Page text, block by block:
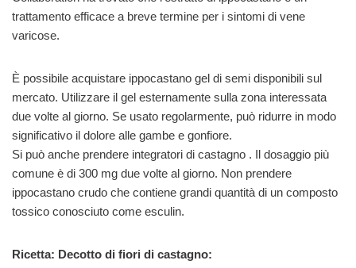
trattamento efficace a breve termine per i sintomi di vene
varicose.
È possibile acquistare ippocastano gel di semi disponibili sul
mercato. Utilizzare il gel esternamente sulla zona interessata
due volte al giorno. Se usato regolarmente, può ridurre in modo
significativo il dolore alle gambe e gonfiore.
Si può anche prendere integratori di castagno . Il dosaggio più
comune è di 300 mg due volte al giorno. Non prendere
ippocastano crudo che contiene grandi quantità di un composto
tossico conosciuto come esculin.
Ricetta: Decotto di fiori di castagno: